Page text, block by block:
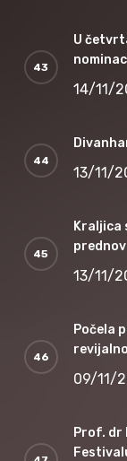
U
14/11/
13/11/
Kraljica
13/11/
Počela
09/11/
Prof. dr